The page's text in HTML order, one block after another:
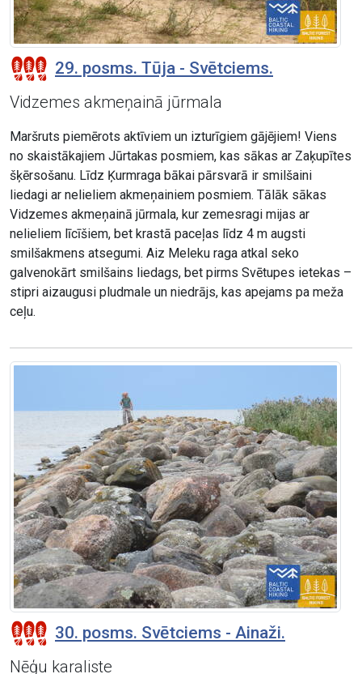
29. posms. Tūja - Svētciems.
Vidzemes akmeņainā jūrmala
Maršruts piemērots aktīviem un izturīgiem gājējiem! Viens
no skaistākajiem Jūrtakas posmiem, kas sākas ar Zaķupītes
šķērsošanu. Līdz Ķurmraga bākai pārsvarā ir smilšaini
liedagi ar nelieliem akmeņainiem posmiem. Tālāk sākas
Vidzemes akmeņainā jūrmala, kur zemesragi mijas ar
nelieliem līcīšiem, bet krastā paceļas līdz 4 m augsti
smilšakmens atsegumi. Aiz Meleku raga atkal seko
galvenokārt smilšains liedags, bet pirms Svētupes ietekas –
stipri aizaugusi pludmale un niedrājs, kas apejams pa meža
ceļu.
30. posms. Svētciems - Ainaži.
Nēģu karaliste